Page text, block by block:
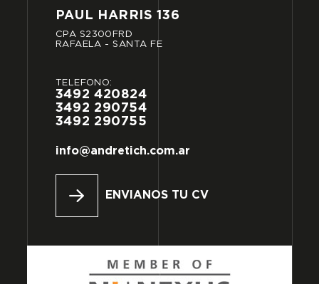
PAUL HARRIS 136
CPA S2300FRD
RAFAELA
- SANTA FE
TELÉFONO:
3492 420824
3492 290754
3492 290755
info@andretich.com.ar
ENVIANOS TU CV